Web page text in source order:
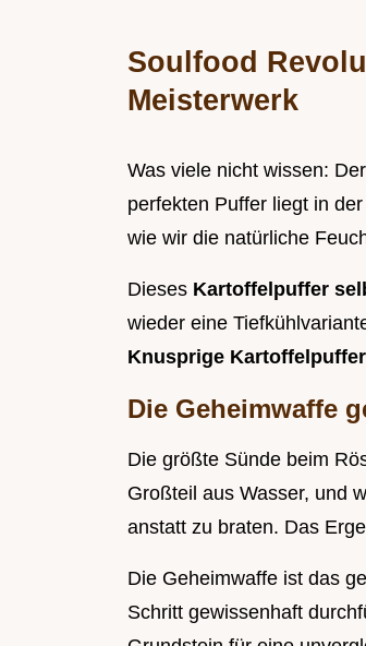
Soulfood
Meisterwerk
Was viele nicht wissen:
perfekten Puffer liegt in
wie wir die natürliche
Dieses Kartoffelpuffer
wieder eine
Knusprige Kartoffelpuffer
Die Geheimwaffe
Die größte Sünde beim
Großteil aus Wasser, und
anstatt zu braten. Das
Die Geheimwaffe ist das
Schritt gewissenhaft